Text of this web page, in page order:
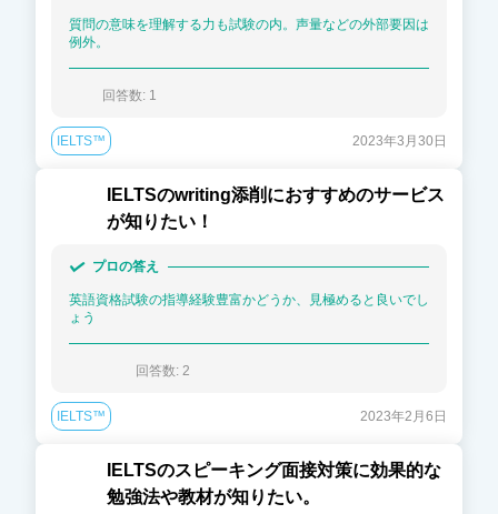
質問の意味を理解する力も試験の内。声量などの外部要因は
例外。
回答数: 1
IELTS™ 2023年3月30日
IELTSのwriting添削におすすめのサービス
が知りたい！
プロの答え
英語資格試験の指導経験豊富かどうか、見極めると良いでし
ょう
回答数: 2
IELTS™ 2023年2月6日
IELTSのスピーキング面接対策に効果的な
勉強法や教材が知りたい。